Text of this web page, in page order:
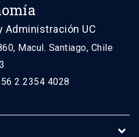
Administración UC
Macul. Santiago, Chile
2 2354 4028